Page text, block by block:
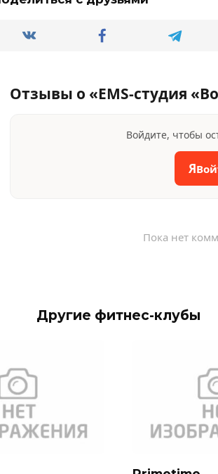
Отзывы о «EMS-студия
Войдите, чтобы
Я
Пока нет
Другие фитнес-клубы